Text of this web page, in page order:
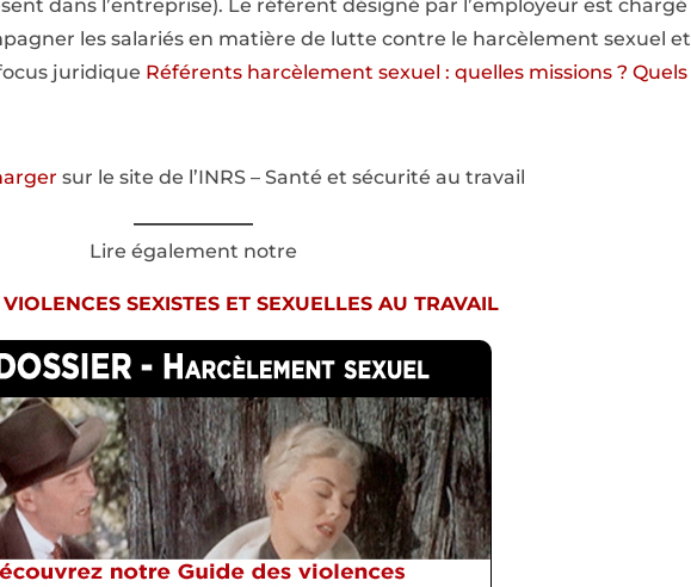
dans l’entreprise). Le référent désigné par l’employeur est chargé
les salariés en matière de lutte contre le harcèlement sexuel et
juridique Référents harcèlement sexuel : quelles missions ? Quels
sur le site de l’INRS – Santé et sécurité au travail
Lire également notre
SEXISTES ET SEXUELLES AU TRAVAIL